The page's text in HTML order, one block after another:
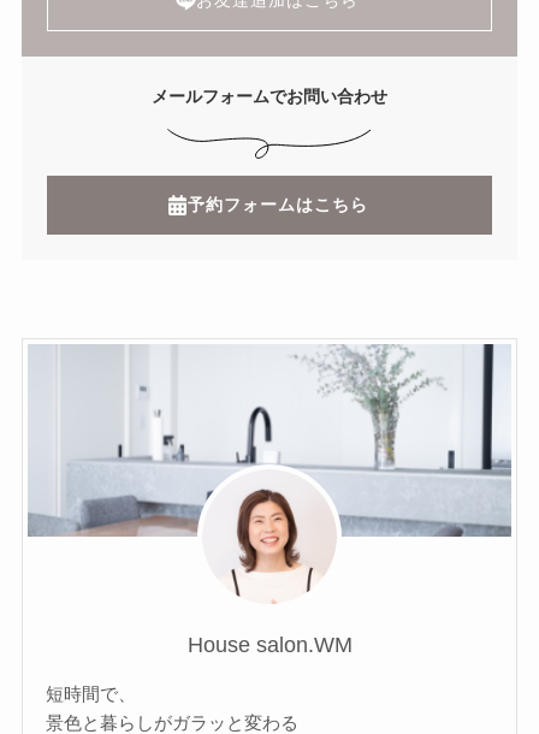
メールフォームでお問い合わせ
予約フォームはこちら
House salon.WM
短時間で、
景色と暮らしがガラッと変わる